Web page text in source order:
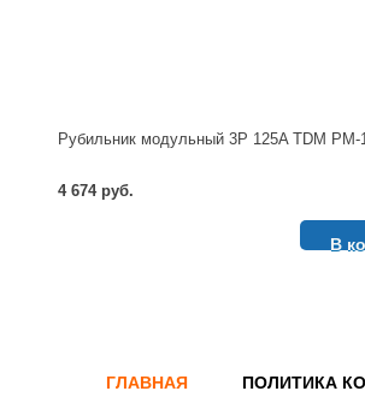
Рубильник модульный 3P 125A TDM РМ-
4 674 руб.
В
ГЛАВНАЯ ПОЛИТИКА